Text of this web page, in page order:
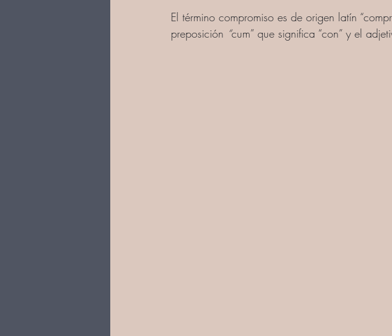
El término compromiso es de origen latín
preposición “cum” que significa “con” y el